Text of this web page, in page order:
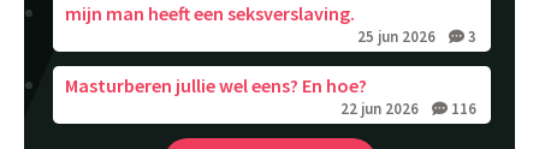
mijn man heeft een seksverslaving.
25 jun 2026 3
Masturberen jullie wel eens? En hoe?
22 jun 2026 116